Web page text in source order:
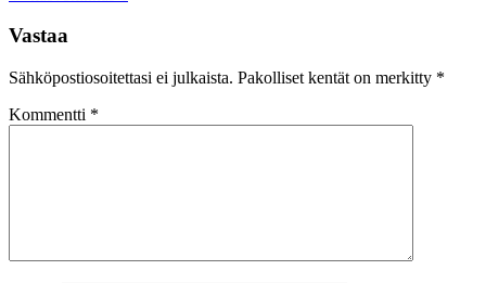
Vastaa
Sähköpostiosoitettasi ei julkaista. Pakolliset kentät on merkitty *
Kommentti *